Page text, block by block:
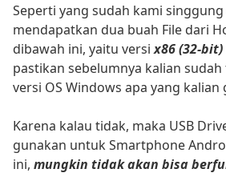
Seperti yang sudah kami
mendapatkan dua buah File dari
dibawah ini, yaitu versix86 (32-bit)
pastikan sebelumnya kalian
versi OS Windows apa yang kalian
Karena kalau tidak, maka USB
gunakan untuk Smartphone
ini, mungkin tidak akan bisa